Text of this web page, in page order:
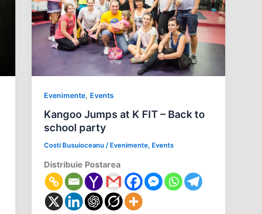
Evenimente, Events
Kangoo Jumps at K FIT – Back to
school party
Costi Busuioceanu/ Evenimente, Events
Distribuie Postarea